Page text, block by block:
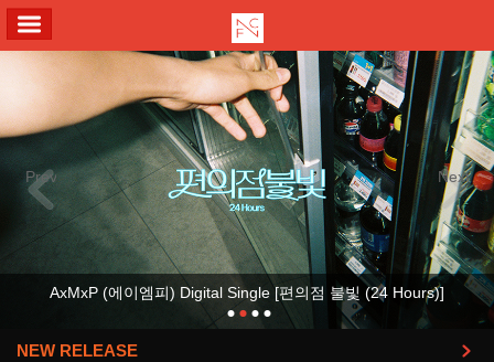
Previous Next
AxMxP (에이엠피) Digital Single [편의점 불빛 (24 Hours)]
NEW RELEASE 더보기